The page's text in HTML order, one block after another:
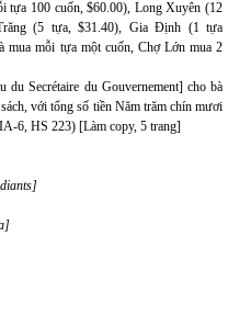
tựa 100 cuốn, $60.00), Long Xuyên (12
(5 tựa, $31.40), Gia Định (1 tựa
mua mỗi tựa một cuốn, Chợ Lớn mua 2
Secrétaire du Gouvernement] cho bà
với tổng số tiền Năm trăm chín mươi
6, HS 223) [Làm copy, 5 trang]